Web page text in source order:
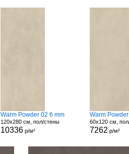
Warm Powder 02 6 mm
120x280 см, пол/стены
10336р/м²
Warm
60x120 см,
7262 р/м²